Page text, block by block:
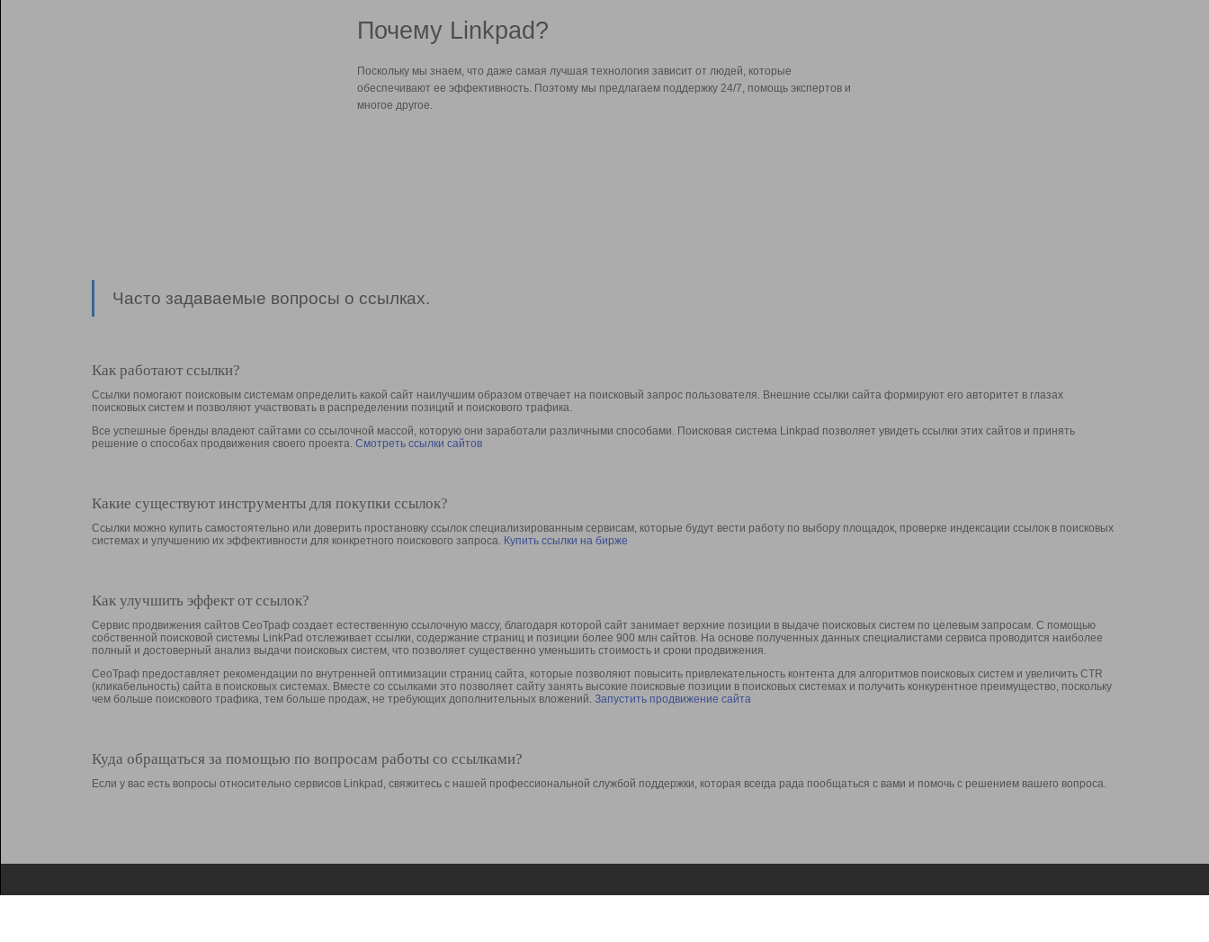
Почему Linkpad?
Поскольку мы знаем, что даже самая лучшая технология зависит от людей, которые
обеспечивают ее эффективность. Поэтому мы предлагаем поддержку 24/7, помощь экспертов и
многое другое.
Часто задаваемые вопросы о ссылках.
Как работают ссылки?
Ссылки помогают поисковым системам определить какой сайт наилучшим образом отвечает на поисковый запрос пользователя. Внешние ссылки сайта формируют его авторитет в глазах
поисковых систем и позволяют участвовать в раcпределении позиций и поискового трафика.
Все успешные бренды владеют сайтами со ссылочной массой, которую они заработали различными способами. Поисковая система Linkpad позволяет увидеть ссылки этих сайтов и принять
решение о способах продвижения своего проекта. Смотреть ссылки сайтов
Какие существуют инструменты для покупки ссылок?
Ссылки можно купить самостоятельно или доверить простановку ссылок специализированным сервисам, которые будут вести работу по выбору площадок, проверке индексации ссылок в поисковых
системах и улучшению их эффективности для конкретного поискового запроса. Купить ссылки на бирже
Как улучшить эффект от ссылок?
Сервис продвижения сайтов СеоТраф создает естественную ссылочную массу, благодаря которой сайт занимает верхние позиции в выдаче поисковых систем по целевым запросам. С помощью
собственной поисковой системы LinkPad отслеживает ссылки, содержание страниц и позиции более 900 млн сайтов. На основе полученных данных специалистами сервиса проводится наиболее
полный и достоверный анализ выдачи поисковых систем, что позволяет существенно уменьшить стоимость и сроки продвижения.
СеоТраф предоставляет рекомендации по внутренней оптимизации страниц сайта, которые позволяют повысить привлекательность контента для алгоритмов поисковых систем и увеличить CTR
(кликабельность) сайта в поисковых системах. Вместе со ссылками это позволяет сайту занять высокие поисковые позиции в поисковых системах и получить конкурентное преимущество, поскольку
чем больше поискового трафика, тем больше продаж, не требующих дополнительных вложений. Запустить продвижение сайта
Куда обращаться за помощью по вопросам работы со ссылками?
Если у вас есть вопросы относительно сервисов Linkpad, свяжитесь с нашей профессиональной службой поддержки, которая всегда рада пообщаться с вами и помочь с решением вашего вопроса.